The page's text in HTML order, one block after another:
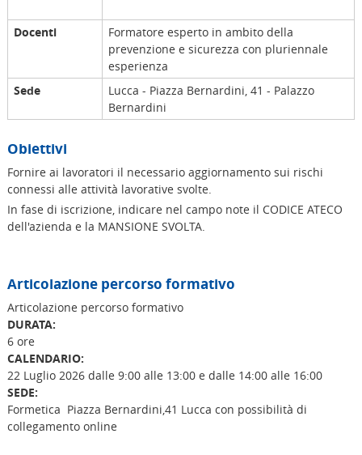
Docenti
Formatore esperto in ambito della
prevenzione e sicurezza con pluriennale
esperienza
Sede
Lucca - Piazza Bernardini, 41 - Palazzo
Bernardini
Obiettivi
Fornire ai lavoratori il necessario aggiornamento sui rischi
connessi alle attività lavorative svolte.
In fase di iscrizione, indicare nel campo note il CODICE ATECO
dell'azienda e la MANSIONE SVOLTA.
Articolazione percorso formativo
Articolazione percorso formativo
DURATA:
6 ore
CALENDARIO:
22 Luglio 2026 dalle 9:00 alle 13:00 e dalle 14:00 alle 16:00
SEDE:
Formetica Piazza Bernardini,41 Lucca con possibilità di
collegamento online